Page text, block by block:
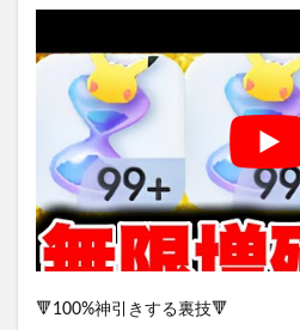
🔻100%神引きする裏技🔻